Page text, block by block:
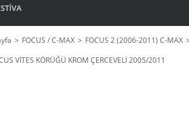
FOCUS / C-MAX FOCUS 2 (2006-2011) C-MAX